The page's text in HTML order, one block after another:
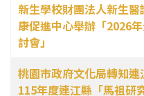
新生學校財團法人新生
康促進中心舉辦「2026
討會」
桃園市政府文化局轉知
115年度連江縣「馬祖研